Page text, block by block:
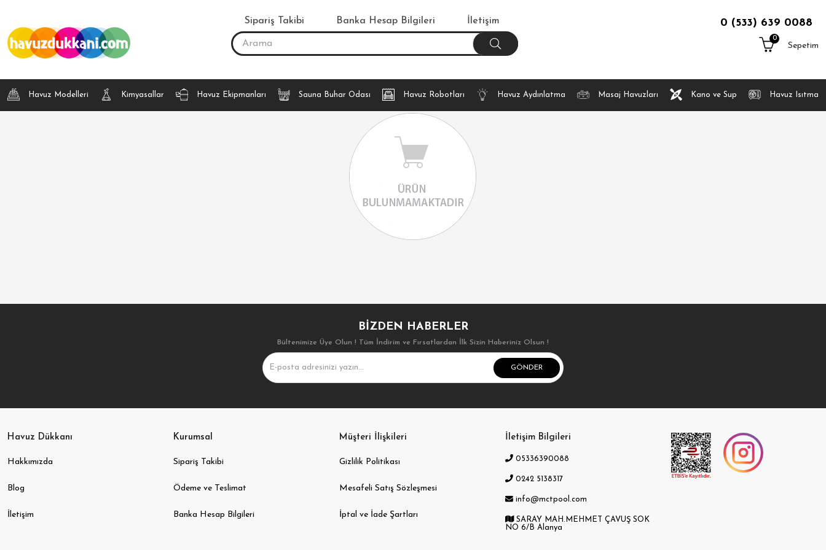
0 (533) 639 0088
Sepetim
0
Sipariş Takibi Banka Hesap Bilgileri İletişim
Havuz Modelleri Kimyasallar Havuz Ekipmanları Sauna Buhar Odası Havuz Robotları Havuz Aydınlatma Masaj Havuzları Kano ve Sup Havuz Isıtma
BIZDEN HABERLER
Bültenimize Üye Olun ! Tüm İndirim ve Fırsatlardan İlk Sizin Haberiniz Olsun !
GÖNDER
Havuz Dükkanı
Hakkımızda
Blog
İletişim
Kurumsal
Sipariş Takibi
Ödeme ve Teslimat
Banka Hesap Bilgileri
Müşteri İlişkileri
Gizlilik Politikası
Mesafeli Satış Sözleşmesi
İptal ve İade Şartları
İletişim Bilgileri
05336390088
0242 5138317
info@mctpool.com
SARAY MAH.MEHMET ÇAVUŞ SOK
NO 6/B Alanya